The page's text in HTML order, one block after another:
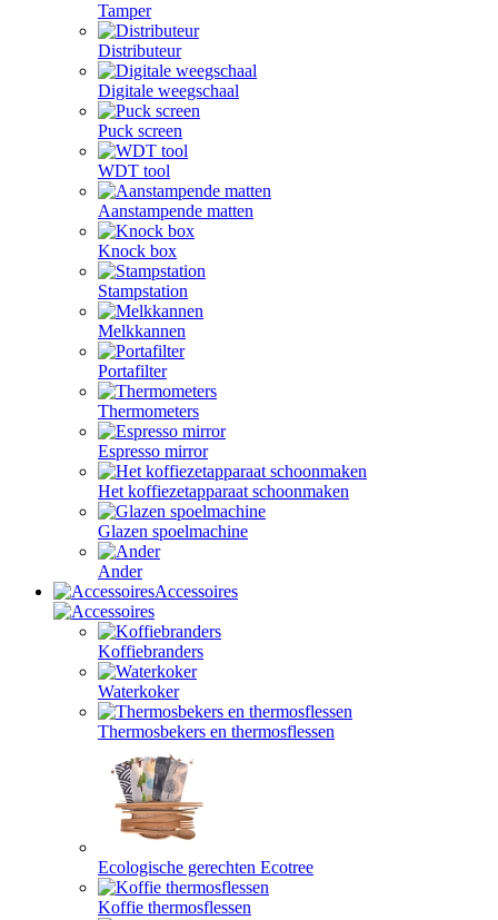
Tamper
Distributeur
Digitale weegschaal
Puck screen
WDT tool
Aanstampende matten
Knock box
Stampstation
Melkkannen
Portafilter
Thermometers
Espresso mirror
Het koffiezetapparaat schoonmaken
Glazen spoelmachine
Ander
Accessoires
Koffiebranders
Waterkoker
Thermosbekers en thermosflessen
Ecologische gerechten Ecotree
Koffie thermosflessen